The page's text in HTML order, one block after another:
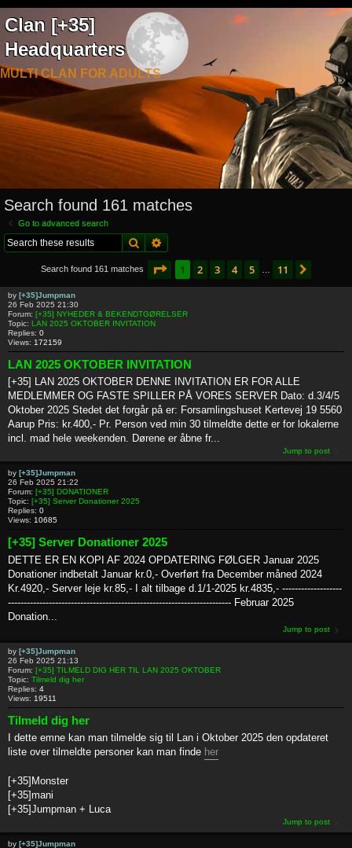
Clan [+35]
Headquarters
MULTI CLAN FOR ADULTS
Search found 161 matches
Go to advanced search
Search
Search found 161 matches Page 1of 11
1 2 3 4 5 11
by [+35]Jumpman
26 Feb 2025 21:30
Forum: [+35] NYHEDER & BEKENDTGØRELSER
Topic: LAN 2025 OKTOBER INVITATION
Replies: 0
Views: 172159
LAN 2025 OKTOBER INVITATION
[+35] LAN 2025 OKTOBER DENNE INVITATION ER FOR ALLE
MEDLEMMER OG FASTE SPILLER PÅ VORES SERVER Dato: d.3/4/5
Oktober 2025 Stedet det forgår på er: Forsamlingshuset Kertevej 19 5560
Aarup Pris: kr.400,- Pr. Person ved min 30 tilmeldte dette er for lokalerne
incl. mad hele weekenden. Dørene er åbne fr...
Jump to post
by [+35]Jumpman
26 Feb 2025 21:22
Forum: [+35] DONATIONER
Topic: [+35] Server Donationer 2025
Replies: 0
Views: 10685
[+35] Server Donationer 2025
DETTE ER EN KOPI AF 2024 OPDATERING FØLGER Januar 2025
Donationer indbetalt Januar kr.0,- Overført fra December måned 2024
Kr.4920,- Server leje kr.85,- I alt tilbage d.1/1-2025 kr.4835,- -------------------
----------------------------------------------------------------------- Februar 2025
Donation...
Jump to post
by [+35]Jumpman
26 Feb 2025 21:13
Forum: [+35] TILMELD DIG HER TIL LAN 2025 OKTOBER
Topic: Tilmeld dig her
Replies: 4
Views: 19511
Tilmeld dig her
I dette emne kan man tilmelde sig til Lan i Oktober 2025 den opdateret
liste over tilmeldte personer kan man finde her
[+35]Monster
[+35]mani
[+35]Jumpman + Luca
Jump to post
by [+35]Jumpman